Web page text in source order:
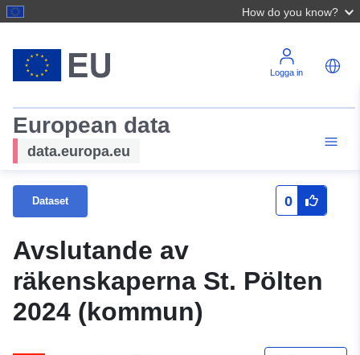
How do you know?
Logga in
European data
data.europa.eu
Dataset 0
Avslutande av
räkenskaperna St. Pölten
2024 (kommun)